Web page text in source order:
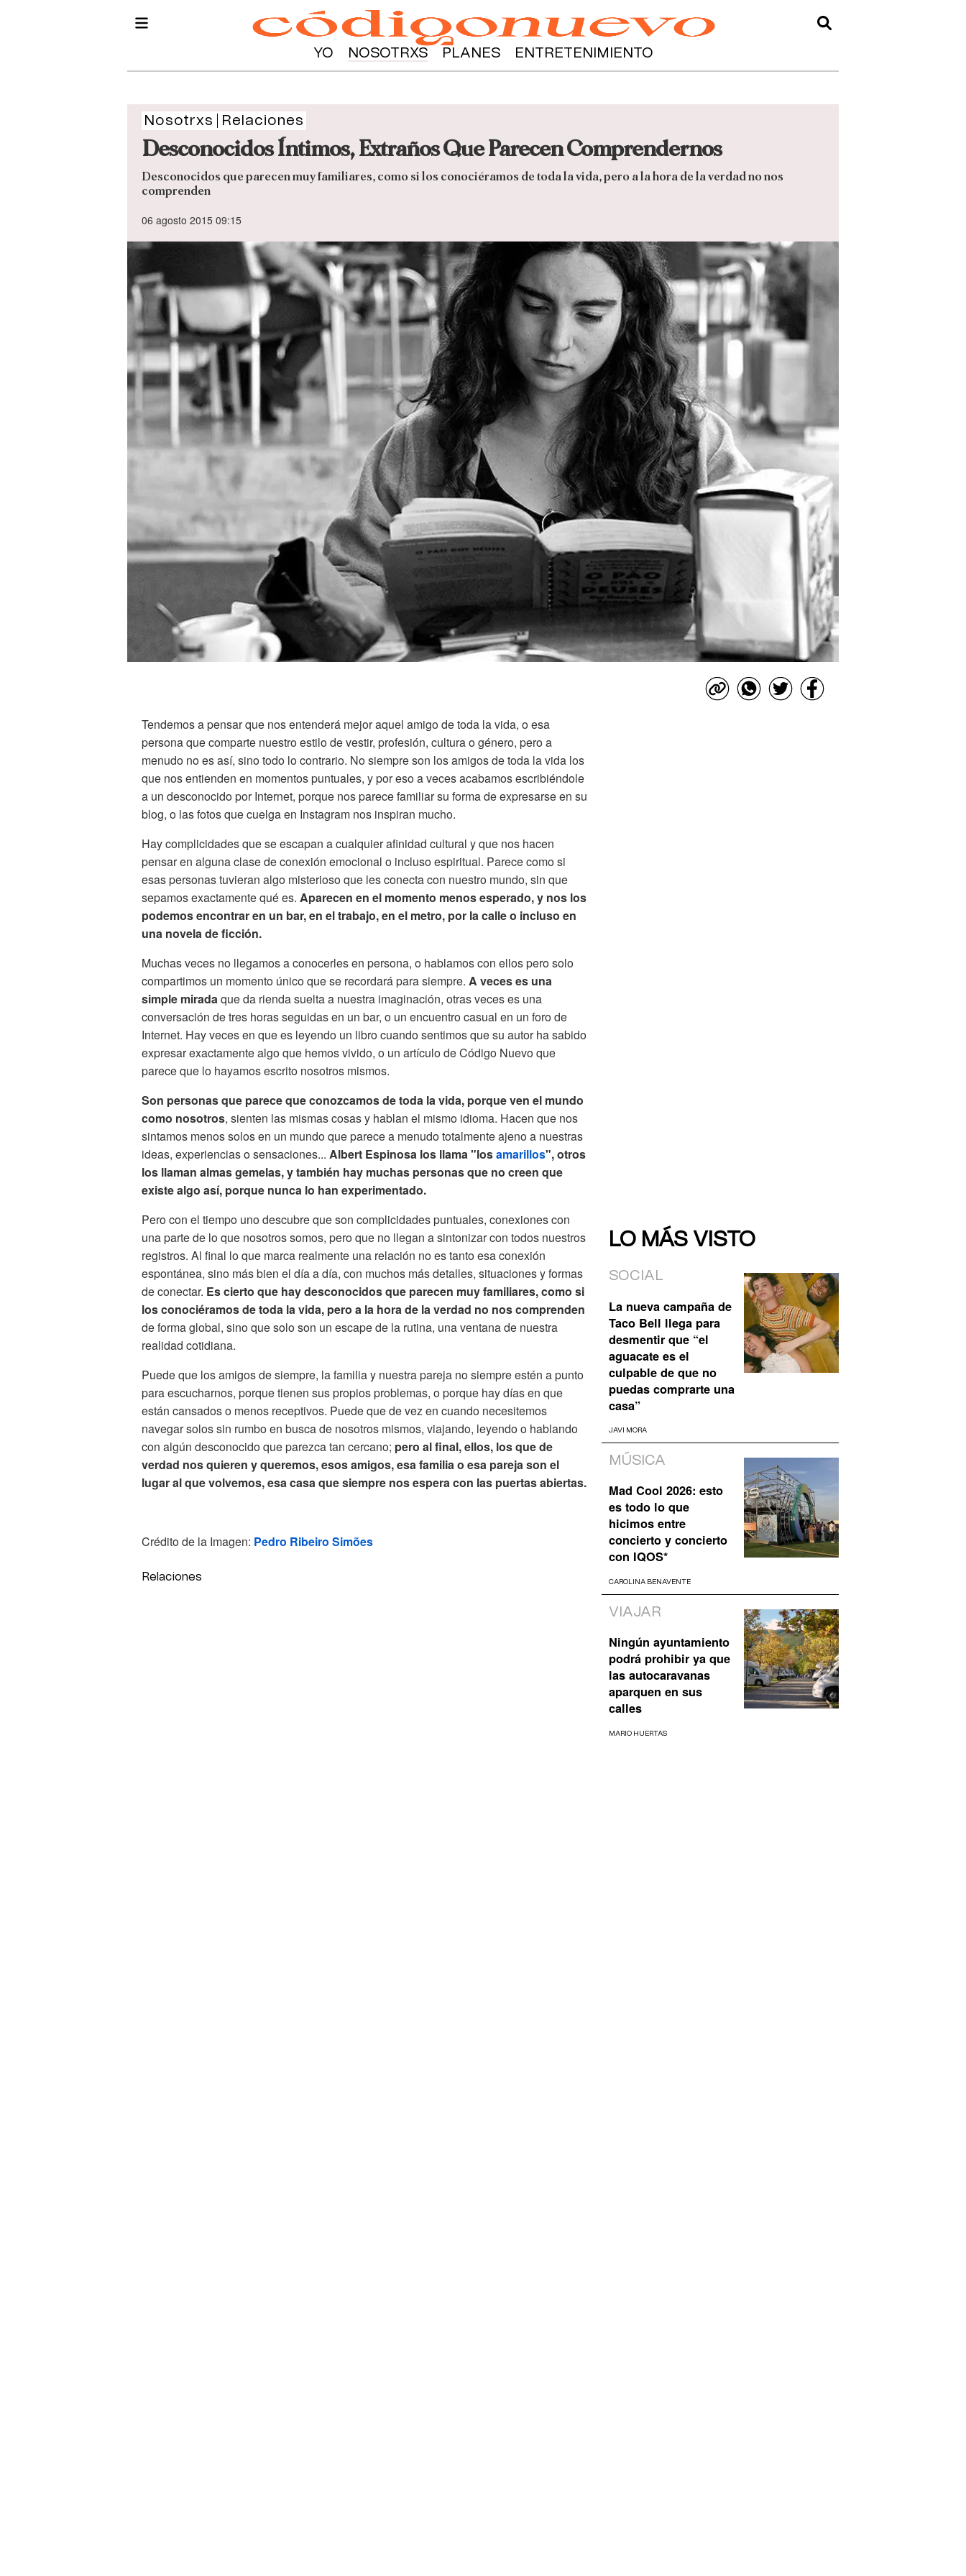
YO NOSOTRXS PLANES ENTRETENIMIENTO
Nosotrxs Relaciones
Desconocidos Íntimos, Extraños Que Parecen Comprendernos
Desconocidos que parecen muy familiares, como si los conociéramos de toda la vida, pero a la hora de la verdad no nos
comprenden
06 agosto 2015 09:15
Tendemos a pensar que nos entenderá mejor aquel amigo de toda la vida, o esa
persona que comparte nuestro estilo de vestir, profesión, cultura o género, pero a
menudo no es así, sino todo lo contrario. No siempre son los amigos de toda la vida los
que nos entienden en momentos puntuales, y por eso a veces acabamos escribiéndole
a un desconocido por Internet, porque nos parece familiar su forma de expresarse en su
blog, o las fotos que cuelga en Instagram nos inspiran mucho.
Hay complicidades que se escapan a cualquier afinidad cultural y que nos hacen
pensar en alguna clase de conexión emocional o incluso espiritual. Parece como si
esas personas tuvieran algo misterioso que les conecta con nuestro mundo, sin que
sepamos exactamente qué es. Aparecen en el momento menos esperado, y nos los
podemos encontrar en un bar, en el trabajo, en el metro, por la calle o incluso en
una novela de ficción.
Muchas veces no llegamos a conocerles en persona, o hablamos con ellos pero solo
compartimos un momento único que se recordará para siempre. A veces es una
simple miradaque da rienda suelta a nuestra imaginación, otras veces es una
conversación de tres horas seguidas en un bar, o un encuentro casual en un foro de
Internet. Hay veces en que es leyendo un libro cuando sentimos que su autor ha sabido
expresar exactamente algo que hemos vivido, o un artículo de Código Nuevo que
parece que lo hayamos escrito nosotros mismos.
Son personas que parece que conozcamos de toda la vida, porque ven el mundo
como nosotros, sienten las mismas cosas y hablan el mismo idioma. Hacen que nos
sintamos menos solos en un mundo que parece a menudo totalmente ajeno a nuestras
ideas, experiencias o sensaciones... Albert Espinosa los llama "losamarillos", otros
los llaman almas gemelas, y también hay muchas personas que no creen que
existe algo así, porque nunca lo han experimentado.
Pero con el tiempo uno descubre que son complicidades puntuales, conexiones con
una parte de lo que nosotros somos, pero que no llegan a sintonizar con todos nuestros
registros. Al final lo que marca realmente una relación no es tanto esa conexión
espontánea, sino más bien el día a día, con muchos más detalles, situaciones y formas
de conectar. Es cierto que hay desconocidos que parecen muy familiares, como si
los conociéramos de toda la vida, pero a la hora de la verdad no nos comprenden
de forma global, sino que solo son un escape de la rutina, una ventana de nuestra
realidad cotidiana.
Puede que los amigos de siempre, la familia y nuestra pareja no siempre estén a punto
para escucharnos, porque tienen sus propios problemas, o porque hay días en que
están cansados o menos receptivos. Puede que de vez en cuando necesitemos
navegar solos sin rumbo en busca de nosotros mismos, viajando, leyendo o hablando
con algún desconocido que parezca tan cercano; pero al final, ellos, los que de
verdad nos quieren y queremos, esos amigos, esa familia o esa pareja son el
lugar al que volvemos, esa casa que siempre nos espera con las puertas abiertas.
Crédito de la Imagen: Pedro Ribeiro Simões
Relaciones
LO MÁS VISTO
SOCIAL
La nueva campaña de
Taco Bell llega para
desmentir que “el
aguacate es el
culpable de que no
puedas comprarte una
casa”
JAVI MORA
MÚSICA
Mad Cool 2026: esto
es todo lo que
hicimos entre
concierto y concierto
con IQOS*
CAROLINA BENAVENTE
VIAJAR
Ningún ayuntamiento
podrá prohibir ya que
las autocaravanas
aparquen en sus
calles
MARIO HUERTAS